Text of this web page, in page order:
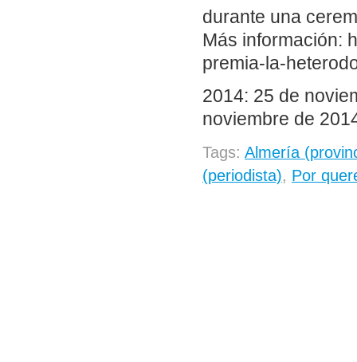
durante una
Más información:
premia-la-
2014: 25 de
noviembre de
Tags: Almería
(periodista), Por